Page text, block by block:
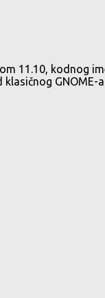
11.10, kodnog